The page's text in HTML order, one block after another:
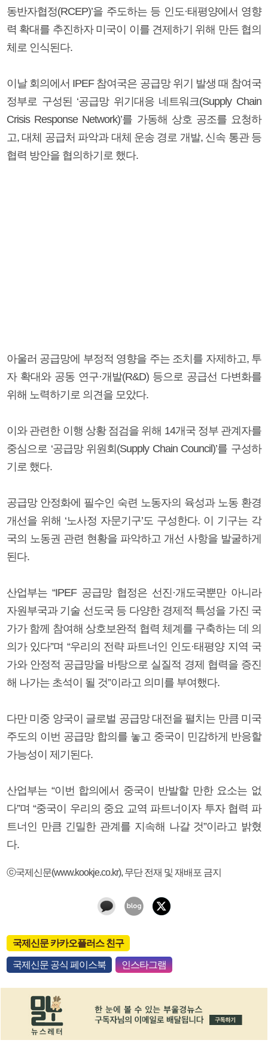
동반자협정(RCEP)’을 주도하는 등 인도·태평양에서 영향
력 확대를 추진하자 미국이 이를 견제하기 위해 만든 협의
체로 인식된다.
이날 회의에서 IPEF 참여국은 공급망 위기 발생 때 참여국
정부로 구성된 ‘공급망 위기대응 네트워크(Supply Chain
Crisis Response Network)’를 가동해 상호 공조를 요청하
고, 대체 공급처 파악과 대체 운송 경로 개발, 신속 통관 등
협력 방안을 협의하기로 했다.
아울러 공급망에 부정적 영향을 주는 조치를 자제하고, 투
자 확대와 공동 연구·개발(R&D) 등으로 공급선 다변화를
위해 노력하기로 의견을 모았다.
이와 관련한 이행 상황 점검을 위해 14개국 정부 관계자를
중심으로 ‘공급망 위원회(Supply Chain Council)’를 구성하
기로 했다.
공급망 안정화에 필수인 숙련 노동자의 육성과 노동 환경
개선을 위해 ‘노사정 자문기구’도 구성한다. 이 기구는 각
국의 노동권 관련 현황을 파악하고 개선 사항을 발굴하게
된다.
산업부는 “IPEF 공급망 협정은 선진·개도국뿐만 아니라
자원부국과 기술 선도국 등 다양한 경제적 특성을 가진 국
가가 함께 참여해 상호보완적 협력 체계를 구축하는 데 의
의가 있다”며 “우리의 전략 파트너인 인도·태평양 지역 국
가와 안정적 공급망을 바탕으로 실질적 경제 협력을 증진
해 나가는 초석이 될 것”이라고 의미를 부여했다.
다만 미중 양국이 글로벌 공급망 대전을 펼치는 만큼 미국
주도의 이번 공급망 합의를 놓고 중국이 민감하게 반응할
가능성이 제기된다.
산업부는 “이번 합의에서 중국이 반발할 만한 요소는 없
다”며 “중국이 우리의 중요 교역 파트너이자 투자 협력 파
트너인 만큼 긴밀한 관계를 지속해 나갈 것”이라고 밝혔
다.
ⓒ국제신문(www.kookje.co.kr), 무단 전재 및 재배포 금지
국제신문 카카오플러스 친구
국제신문 공식 페이스북 인스타그램